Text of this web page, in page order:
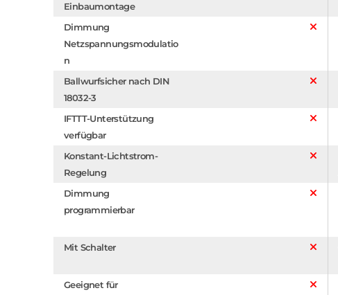
Einbaumontage
Dimmung
Netzspannungsmodulatio
n
Ballwurfsicher nach DIN
18032-3
IFTTT-Unterstützung
verfügbar
Konstant-Lichtstrom-
Regelung
Dimmung
programmierbar
Mit Schalter
Geeignet für